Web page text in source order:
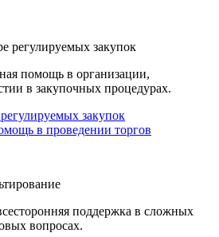
регулируемых закупок
помощь в организации,
в закупочных процедурах.
закупок
в проведении торгов
поддержка в сложных
вопросах.